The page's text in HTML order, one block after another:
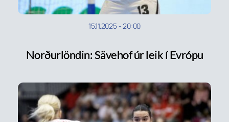
15.11.2025-20:00
Norðurlöndin: Sävehof úr leik í Evrópu